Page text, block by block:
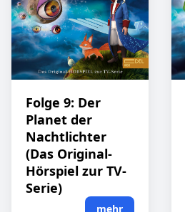
Folge 9: Der
Planet der
Nachtlichter
(Das Original-
Hörspiel zur TV-
Serie)
mehr